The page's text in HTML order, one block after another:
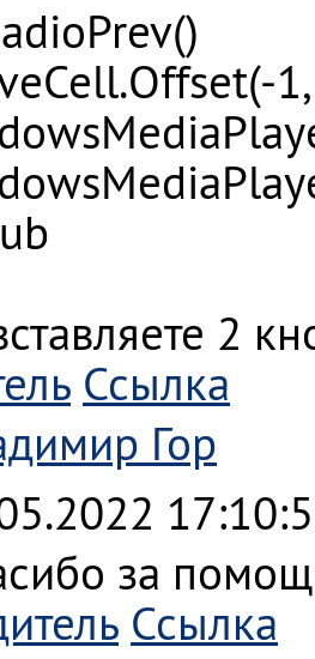
2
Ссылка
Гор
за
Ссылка